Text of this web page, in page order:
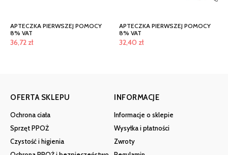
APTECZKA PIERWSZEJ POMOCY
8% VAT
36,72 zł
APTECZKA PIERWSZEJ POMOCY
8% VAT
32,40 zł
OFERTA SKLEPU
Ochrona ciała
Sprzęt PPOŻ
Czystość i higienia
INFORMACJE
Informacje o sklepie
Wysyłka i płatności
Zwroty